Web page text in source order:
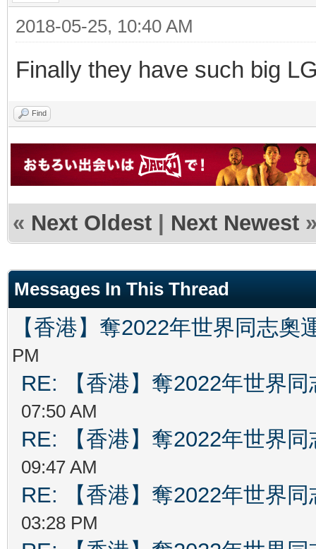
2018-05-25, 10:40 AM
Finally they have such big
Find
« Next Oldest | Next Newest
Messages In This Thread
【香港】奪2022年世界同志奧
PM
RE: 【香港】奪2022年世界
07:50 AM
RE: 【香港】奪2022年世界
09:47 AM
RE: 【香港】奪2022年世界
03:28 PM